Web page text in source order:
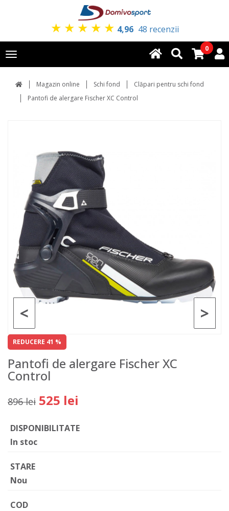
★ ★ ★ ★ ★ 4,96 48 recenzii
Toggle
navigation
0
Magazin online Schi fond
Clăpari pentru schi fond
Pantofi de alergare Fischer XC Control
>
<
REDUCERE 41 %
Pantofi de alergare Fischer XC
Control
896 lei 525 lei
DISPONIBILITATE
In stoc
STARE
Nou
COD